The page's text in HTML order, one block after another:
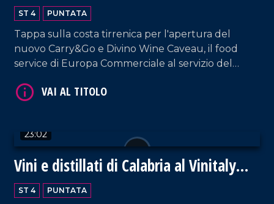
ST 4 PUNTATA
Tappa sulla costa tirrenica per l'apertura del
nuovo Carry&Go e Divino Wine Caveau, il food
service di Europa Commerciale al servizio del
23:02
Vini e distillati di Calabria al Vinitaly
2024
ST 4 PUNTATA
VAI AL TITOLO